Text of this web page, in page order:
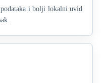
podataka i bolji lokalni uvid